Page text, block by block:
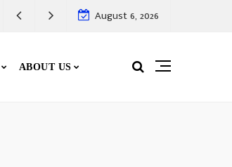
August 6, 2026
ABOUT US